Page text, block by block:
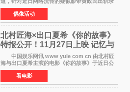
音及短信爆料，黄政民所属经纪公司于今日正式
发表声明，明确否认相关传闻。 公司表示，
爆料者是一名长
偶像活动
北村匠海×出口夏希《你的故事》
特报公开！11月27日上映 记忆与
初恋的奇幻交织
中国娱乐网讯 www yule com cn 由北村匠
海与出口夏希主演的电影《你的故事》于近日公
开特报影像，正式定档11月27日上映。 本片
改编自三秋缒同名小说，编剧由曾执笔《孤独摇
滚！》的吉田惠
看电影